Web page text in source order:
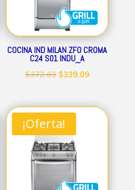
COCINA IND MILAN ZFO CROMA
C24 S01 INDU_A
$372.63 El
original
era:
$372.63.
$339.09El
actual
¡Oferta!